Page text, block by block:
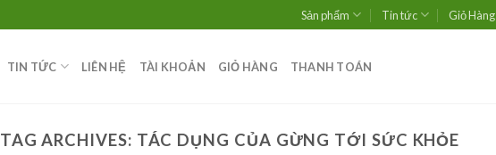
Sản phẩm Tin tức Giỏ Hàng
TIN TỨC LIÊN HỆ TÀI KHOẢN GIỎ HÀNG THANH TOÁN
TAG ARCHIVES: TÁC DỤNG CỦA GỪNG TỚI SỨC KHỎE